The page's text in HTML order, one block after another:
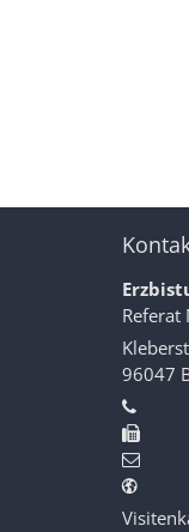
Referat
96047